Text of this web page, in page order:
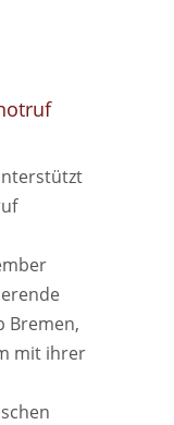
Bremen,
mit ihrer